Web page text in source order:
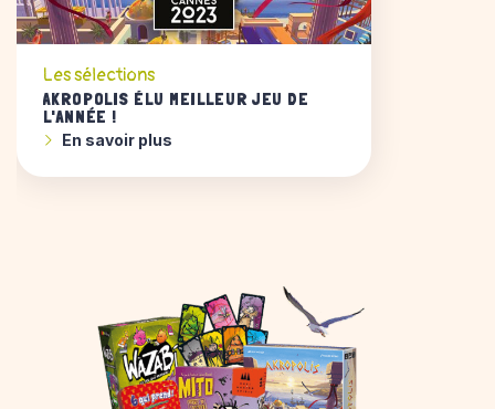
Les sélections
AKROPOLIS ÉLU MEILLEUR JEU DE
L'ANNÉE !
En savoir plus